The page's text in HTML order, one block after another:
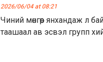
2026/06/04 at 08:21
Чиний мөнгөөр янхандаж л
таашаал ав эсвэл групп